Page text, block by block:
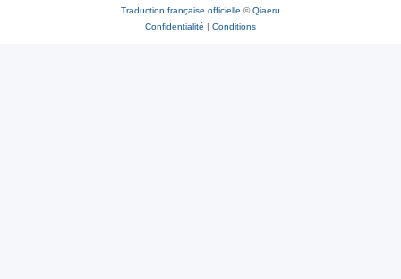
Traduction française officielle ©Qiaeru
Confidentialité | Conditions